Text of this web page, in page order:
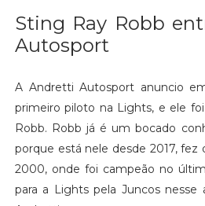
Sting Ray Robb
Autosport
A Andretti Autosport anuncio
primeiro piloto na Lights, e ele
Robb. Robb já é um bocado
porque está nele desde 2017,
2000, onde foi campeão no
para a Lights pela Juncos nesse